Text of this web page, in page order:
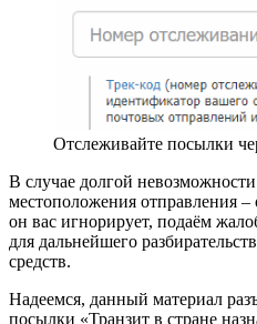
Отслеживайте посылки
В случае долгой
местоположения отправления
он вас игнорирует, подаём
для дальнейшего
средств.
Надеемся, данный материал
посылки «Транзит в стране